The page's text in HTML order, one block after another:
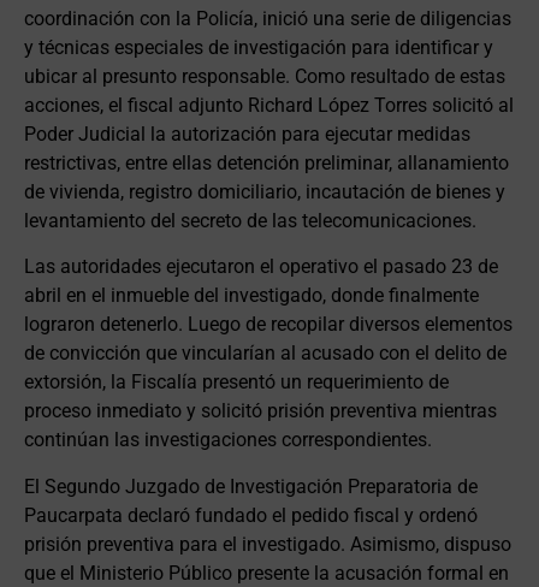
coordinación con la Policía, inició una serie de diligencias
y técnicas especiales de investigación para identificar y
ubicar al presunto responsable. Como resultado de estas
acciones, el fiscal adjunto Richard López Torres solicitó al
Poder Judicial la autorización para ejecutar medidas
restrictivas, entre ellas detención preliminar, allanamiento
de vivienda, registro domiciliario, incautación de bienes y
levantamiento del secreto de las telecomunicaciones.
Las autoridades ejecutaron el operativo el pasado 23 de
abril en el inmueble del investigado, donde finalmente
lograron detenerlo. Luego de recopilar diversos elementos
de convicción que vincularían al acusado con el delito de
extorsión, la Fiscalía presentó un requerimiento de
proceso inmediato y solicitó prisión preventiva mientras
continúan las investigaciones correspondientes.
El Segundo Juzgado de Investigación Preparatoria de
Paucarpata declaró fundado el pedido fiscal y ordenó
prisión preventiva para el investigado. Asimismo, dispuso
que el Ministerio Público presente la acusación formal en